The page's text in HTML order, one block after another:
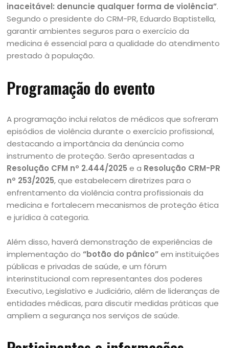
inaceitável: denuncie qualquer forma de violência”.
Segundo o presidente do CRM-PR, Eduardo Baptistella,
garantir ambientes seguros para o exercício da
medicina é essencial para a qualidade do atendimento
prestado à população.
Programação do evento
A programação inclui relatos de médicos que sofreram
episódios de violência durante o exercício profissional,
destacando a importância da denúncia como
instrumento de proteção. Serão apresentadas a
Resolução CFM nº 2.444/2025 e a Resolução CRM-PR
nº 253/2025, que estabelecem diretrizes para o
enfrentamento da violência contra profissionais da
medicina e fortalecem mecanismos de proteção ética
e jurídica à categoria.
Além disso, haverá demonstração de experiências de
implementação do“botão do pânico”em instituições
públicas e privadas de saúde, e um fórum
interinstitucional com representantes dos poderes
Executivo, Legislativo e Judiciário, além de lideranças de
entidades médicas, para discutir medidas práticas que
ampliem a segurança nos serviços de saúde.